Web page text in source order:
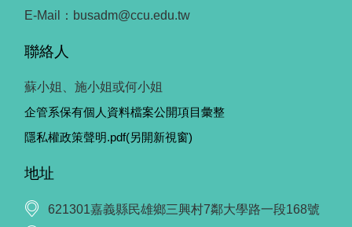
E-Mail：busadm@ccu.edu.tw
聯絡人
蘇小姐、施小姐或何小姐
企管系保有個人資料檔案公開項目彙整
隱私權政策聲明.pdf(另開新視窗)
地址
621301嘉義縣民雄鄉三興村7鄰大學路一段168號